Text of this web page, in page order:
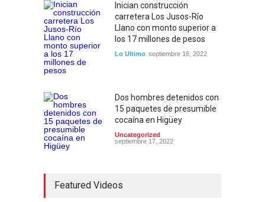
Inician construcción
carretera Los Jusos-Río
Llano con monto superior a
los 17 millones de pesos
Lo Ultimo septiembre 16, 2022
Dos hombres detenidos con
15 paquetes de presumible
cocaína en Higüey
Uncategorized
septiembre 17, 2022
Featured Videos